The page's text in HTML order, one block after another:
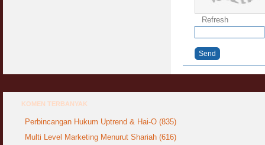
Refresh
Send
Siapa Lelaki Dayus Menurut Islam ?
18 July 2007
KOMEN TERBANYAK
Perbincangan Hukum Uptrend & Hai-O (835)
Multi Level Marketing Menurut Shariah (616)